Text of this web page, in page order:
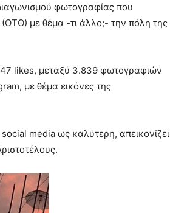
φωτογραφίας που
με θέμα -τι άλλο;- την πόλη της
likes, μεταξύ 3.839 φωτογραφιών
με θέμα εικόνες της
media ως καλύτερη, απεικονίζει